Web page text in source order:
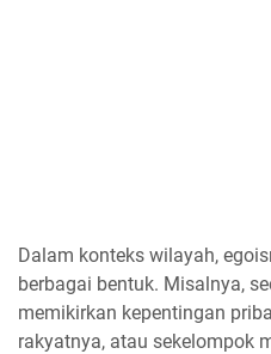
Dalam konteks wilayah,
berbagai bentuk. Misalnya,
memikirkan kepentingan
rakyatnya, atau sekelompok